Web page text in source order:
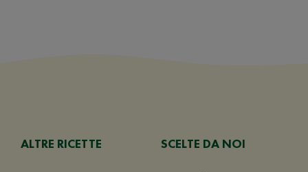
ALTRE RICETTE SCELTE DA NOI